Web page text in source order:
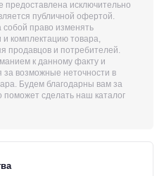
исключительно
публичной офертой.
собой право изменять
и комплектацию товара,
продавцов и потребителей.
к данному факту и
возможные неточности в
Будем благодарны вам за
поможет сделать наш каталог